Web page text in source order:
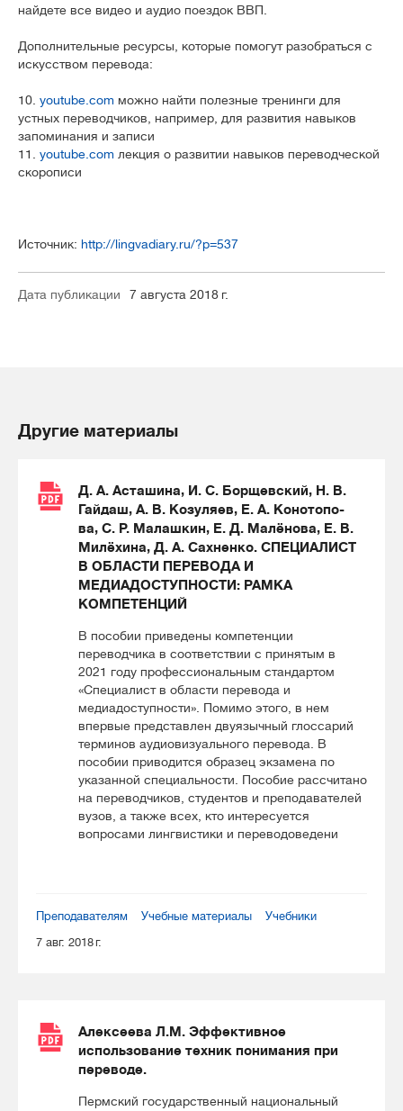
найдете все видео и аудио поездок ВВП.
Дополнительные ресурсы, которые помогут разобраться с
искусством перевода:
10. youtube.com можно найти полезные тренинги для
устных переводчиков, например, для развития навыков
запоминания и записи
11. youtube.com лекция о развитии навыков переводческой
скорописи
Источник: http://lingvadiary.ru/?p=537
Дата публикации 7 августа 2018 г.
Другие материалы
Д. А. Асташина, И. С. Борщевский, Н. В.
Гайдаш, А. В. Козуляев, Е. А. Конотопо-
ва, С. Р. Малашкин, Е. Д. Малёнова, Е. В.
Милёхина, Д. А. Сахненко. СПЕЦИАЛИСТ
В ОБЛАСТИ ПЕРЕВОДА И
МЕДИАДОСТУПНОСТИ: РАМКА
КОМПЕТЕНЦИЙ
В пособии приведены компетенции
переводчика в соответствии с принятым в
2021 году профессиональным стандартом
«Специалист в области перевода и
медиадоступности». Помимо этого, в нем
впервые представлен двуязычный глоссарий
терминов аудиовизуального перевода. В
пособии приводится образец экзамена по
указанной специальности. Пособие рассчитано
на переводчиков, студентов и преподавателей
вузов, а также всех, кто интересуется
вопросами лингвистики и переводоведени
Преподавателям Учебные материалы
Учебники
7 авг. 2018 г.
Алексеева Л.М. Эффективное
использование техник понимания при
переводе.
Пермский государственный национальный